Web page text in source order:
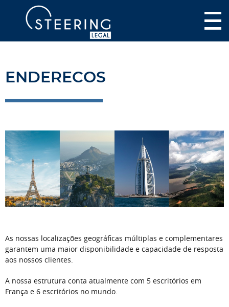
ENDERECOS
As nossas localizações geográficas múltiplas e complementares
garantem uma maior disponibilidade e capacidade de resposta
aos nossos clientes.
A nossa estrutura conta atualmente com 5 escritórios em
França e 6 escritórios no mundo.